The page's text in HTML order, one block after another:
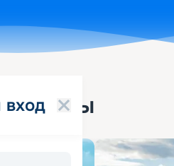
вход
круизы